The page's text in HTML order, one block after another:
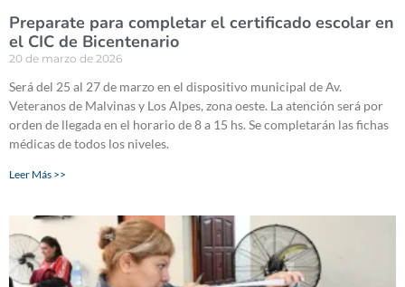
Preparate para completar el certificado escolar en
el CIC de Bicentenario
20 de marzo de 2026
Será del 25 al 27 de marzo en el dispositivo municipal de Av.
Veteranos de Malvinas y Los Alpes, zona oeste. La atención será por
orden de llegada en el horario de 8 a 15 hs. Se completarán las fichas
médicas de todos los niveles.
Leer Más >>